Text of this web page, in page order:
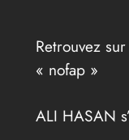
Retrouvez
« nofap »
ALI HASAN